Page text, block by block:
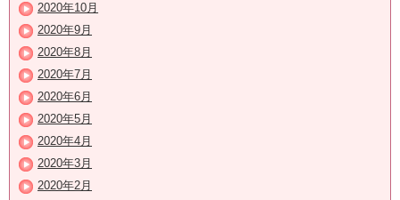
2020年10月
2020年9月
2020年8月
2020年7月
2020年6月
2020年5月
2020年4月
2020年3月
2020年2月